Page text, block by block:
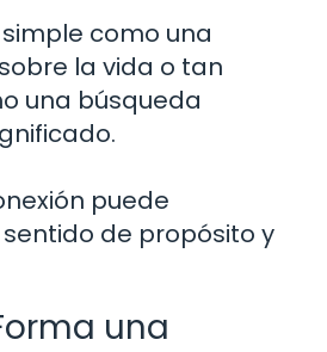
como una
la vida o tan
una búsqueda
puede
de propósito y
una